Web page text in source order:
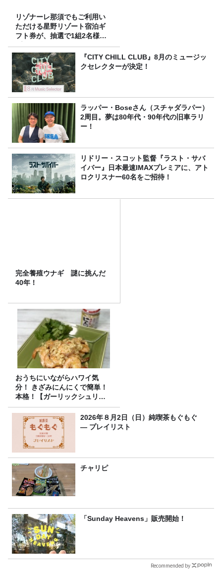
リゾナーレ那須でもご利用い
ただける星野リゾート宿泊ギ
フト券が、抽選で1組2名様に
プレゼント！
『CITY CHILL CLUB』8月のミュージッ
クセレクターが決定！
ラッパー・Boseさん（スチャダラパー）
2周目。夢は80年代・90年代の旧車ラリ
ー！
リドリー・スコット監督『ラスト・サバ
イバー』日本最速IMAXプレミアに、アト
ロクリスナー60名をご招待！
完全養殖ウナギ 謎に挑んだ
40年！
おうちにいながらハワイ気
分！ きざみにんにくで簡単！
本格！【ガーリックシュリン
プ】 桃屋のかんたんレシピ
2026年８月2日（日）純喫茶もぐもぐ
― プレイリスト
チャリピ
「Sunday Heavens」販売開始！
Recommended by